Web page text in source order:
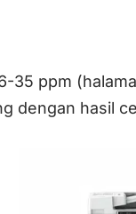
35 ppm
dengan hasil